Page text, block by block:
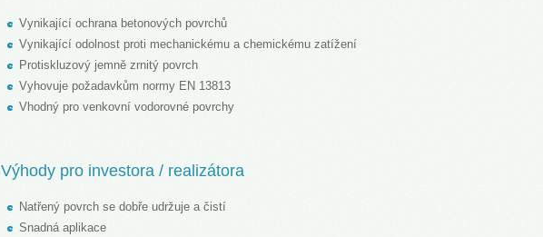
Vynikající ochrana betonových povrchů
Vynikající odolnost proti mechanickému a chemickému zatížení
Protiskluzový jemně zrnitý povrch
Vyhovuje požadavkům normy EN 13813
Vhodný pro venkovní vodorovné povrchy
Výhody pro investora / realizátora
Natřený povrch se dobře udržuje a čistí
Snadná aplikace